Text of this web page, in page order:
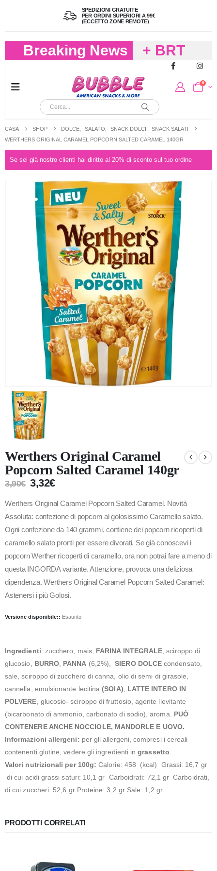
SPEDIZIONI GRATUITE
PER ORDINI SUPERIORI A 99€
(ECCETTO ZONE REMOTE)
Breaking News
+ BRT
FREDDO
PER
E
A 19,90
(FINO A 4,9
KG) –
CONSEGNA
IN 24/48
ORE AD
ECCEZIONE
DI ALCUNE
AREE
REMOTE
0
CASA SHOP DOLCE SALATO SNACK DOLCI
SNACK SALATI
WERTHERS ORIGINAL CARAMEL POPCORN SALTED CARAMEL 140GR
Se sei già nostro clienti hai diritto al 20% di sconto sul tuo ordine
Werthers Original Caramel
Popcorn Salted Caramel 140gr
3,90€ 3,32€
Werthers Original Caramel Popcorn Salted Caramel. Novità
Assoluta: confezione di popcorn al golosissimo Caramello salato.
Ogni confezione da 140 grammi, contiene dei popcorn ricoperti di
caramello salato pronti per essere divorati. Se già conoscevi i
popcorn Werther ricoperti di caramello, ora non potrai fare a meno di
questa INGORDA variante. Attenzione, provoca una deliziosa
dipendenza. Werthers Original Caramel Popcorn Salted Caramel:
Astenersi i più Golosi.
Versione disponibile:: Esaurito
Ingredienti: zucchero, mais, FARINA INTEGRALE , sciroppo di
glucosio, BURRO PANNA (6,2%),SIERO DOLCE condensato,
sale, sciroppo di zucchero di canna, olio di semi di girasole,
cannella, emulsionante lecitina(SOIA)
LATTE INTERO IN
POLVERE , glucosio- sciroppo di fruttosio, agente lievitante
(bicarbonato di ammonio, carbonato di sodio), aroma.
PUÒ
CONTENERE ANCHE NOCCIOLE, MANDORLE E UOVO.
Informazioni allergeni: per gli allergeni, compresi i cereali
contenenti glutine, vedere gli ingredienti ingrassetto
Valori nutrizionali per 100g:Calorie: 458 (kcal) Grassi: 16,7 gr
di cui acidi grassi saturi: 10,1 gr Carboidrati: 72,1 gr Carboidrati,
di cui zuccheri: 52,6 gr Proteine: 3,2 gr Sale: 1,2 gr
PRODOTTI CORRELATI